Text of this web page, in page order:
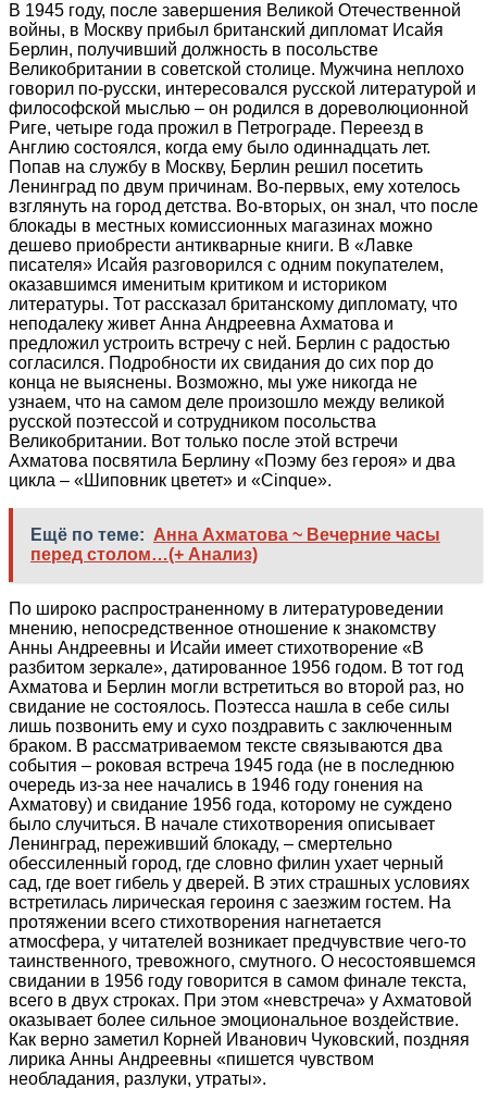
В 1945 году, после завершения Великой Отечественной
войны, в Москву прибыл британский дипломат Исайя
Берлин, получивший должность в посольстве
Великобритании в советской столице. Мужчина неплохо
говорил по-русски, интересовался русской литературой и
философской мыслью – он родился в дореволюционной
Риге, четыре года прожил в Петрограде. Переезд в
Англию состоялся, когда ему было одиннадцать лет.
Попав на службу в Москву, Берлин решил посетить
Ленинград по двум причинам. Во-первых, ему хотелось
взглянуть на город детства. Во-вторых, он знал, что после
блокады в местных комиссионных магазинах можно
дешево приобрести антикварные книги. В «Лавке
писателя» Исайя разговорился с одним покупателем,
оказавшимся именитым критиком и историком
литературы. Тот рассказал британскому дипломату, что
неподалеку живет Анна Андреевна Ахматова и
предложил устроить встречу с ней. Берлин с радостью
согласился. Подробности их свидания до сих пор до
конца не выяснены. Возможно, мы уже никогда не
узнаем, что на самом деле произошло между великой
русской поэтессой и сотрудником посольства
Великобритании. Вот только после этой встречи
Ахматова посвятила Берлину «Поэму без героя» и два
цикла – «Шиповник цветет» и «Cinque».
Ещё по теме: Анна Ахматова ~ Вечерние часы
перед столом…(+ Анализ)
По широко распространенному в литературоведении
мнению, непосредственное отношение к знакомству
Анны Андреевны и Исайи имеет стихотворение «В
разбитом зеркале», датированное 1956 годом. В тот год
Ахматова и Берлин могли встретиться во второй раз, но
свидание не состоялось. Поэтесса нашла в себе силы
лишь позвонить ему и сухо поздравить с заключенным
браком. В рассматриваемом тексте связываются два
события – роковая встреча 1945 года (не в последнюю
очередь из-за нее начались в 1946 году гонения на
Ахматову) и свидание 1956 года, которому не суждено
было случиться. В начале стихотворения описывает
Ленинград, переживший блокаду, – смертельно
обессиленный город, где словно филин ухает черный
сад, где воет гибель у дверей. В этих страшных условиях
встретилась лирическая героиня с заезжим гостем. На
протяжении всего стихотворения нагнетается
атмосфера, у читателей возникает предчувствие чего-то
таинственного, тревожного, смутного. О несостоявшемся
свидании в 1956 году говорится в самом финале текста,
всего в двух строках. При этом «невстреча» у Ахматовой
оказывает более сильное эмоциональное воздействие.
Как верно заметил Корней Иванович Чуковский, поздняя
лирика Анны Андреевны «пишется чувством
необладания, разлуки, утраты».